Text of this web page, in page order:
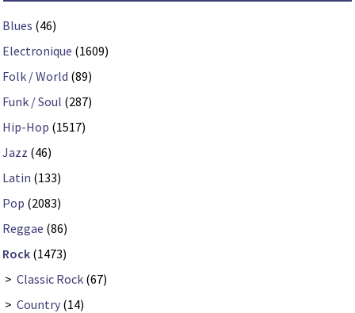
Blues (46)
Electronique (1609)
Folk / World (89)
Funk / Soul (287)
Hip-Hop (1517)
Jazz (46)
Latin (133)
Pop (2083)
Reggae (86)
Rock (1473)
> Classic Rock (67)
> Country (14)